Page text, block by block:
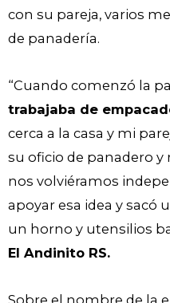
con su pareja, varios
de panadería.
“Cuando comenzó la
trabajaba de
cerca a la casa y mi
su oficio de panadero y
nos volviéramos
apoyar esa idea y
un horno y utensilios
El Andinito RS.
Sobre el nombre de la